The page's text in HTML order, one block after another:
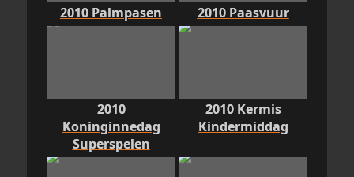
2010 Palmpasen 2010 Paasvuur
2010
Koninginnedag
Superspelen
2010 Kermis
Kindermiddag